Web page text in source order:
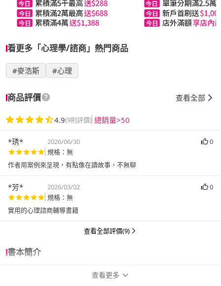
看更多「心理學/諮商」熱門商品
#麥浩斯 #心理
商品評價 查看全部
4.9(9則評價) 總銷量>50
*琇* 2026/06/30
0
規格：無
作者用案例來呈現，有點像在讀故事，不無聊
*芳* 2026/03/02
0
規格：無
實用的心理諮商輔導書籍
查看全部評價(9)
書本簡介
查看更多